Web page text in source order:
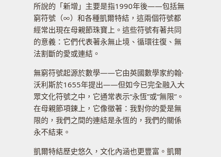
所說的「新增」主要是指1990年後——包括無
窮符號（∞）和各種凱爾特結，這兩個符號都
經常出現在母親節珠寶上。這些符號有著共同
的意義：它們代表著永無止境、循環往復、無
法割斷的愛或連結。
無窮符號起源於數學——它由英國數學家約翰·
沃利斯於1655年提出——但如今已完全融入大
眾文化符號之中，它通常表示“永恆”或“無限”。
在母親節項鍊上，它像徵著：我對你的愛是無
限的，我們之間的連結是永恆的，我們的關係
永不結束。
凱爾特結歷史悠久，文化內涵也更豐富。凱爾